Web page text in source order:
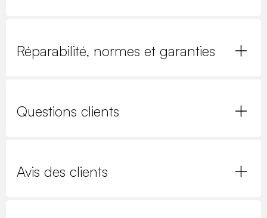
Réparabilité, normes et garanties
Questions clients
Avis des clients